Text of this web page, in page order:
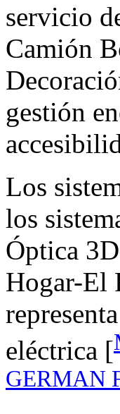
servicio
Camión
gestión
Los
los
Óptica
Hogar-El
eléctrica [
GERMAN